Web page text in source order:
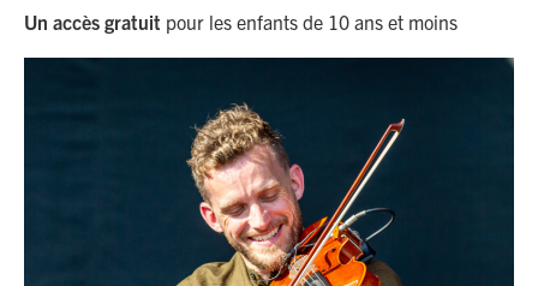
Un accès gratuit pour les enfants de 10 ans et moins